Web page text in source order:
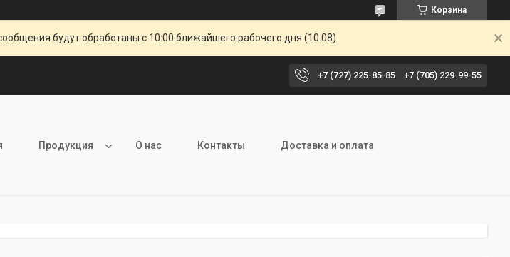
Корзина
будут обработаны с 10:00 ближайшего рабочего дня (10.08)
+7 (727) 225-85-85 +7 (705) 229-99-55
Продукция О нас Контакты Доставка и оплата